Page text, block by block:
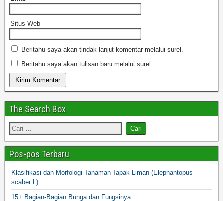
Situs Web
Beritahu saya akan tindak lanjut komentar melalui surel.
Beritahu saya akan tulisan baru melalui surel.
The Search Box
Pos-pos Terbaru
Klasifikasi dan Morfologi Tanaman Tapak Liman (Elephantopus
scaber L)
15+ Bagian-Bagian Bunga dan Fungsinya